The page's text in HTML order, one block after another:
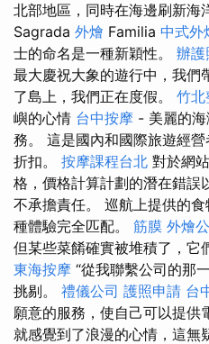
北部地區，同時在海邊刷新海
Sagrada 外燴 Familia 中式外
士的命名是一種新穎性。 辦護
最大慶祝大象的遊行中，我們
了島上，我們正在度假。 竹北
嶼的心情 台中按摩 - 美麗的
務。 這是國內和國際旅遊經
折扣。 按摩課程台北 對於網
格，價格計算計劃的潛在錯誤
不承擔責任。 巡航上提供的
種體驗完全匹配。 筋膜 外燴
但某些菜餚確實被堆積了，它
東海按摩 “從我聯繫公司的那
挑剔。 禮儀公司 護照申請 台
願意的服務，使自己可以提供
就感覺到了浪漫的心情，這無